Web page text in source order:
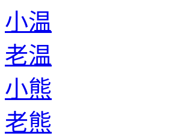
小温
老温
小熊
老熊